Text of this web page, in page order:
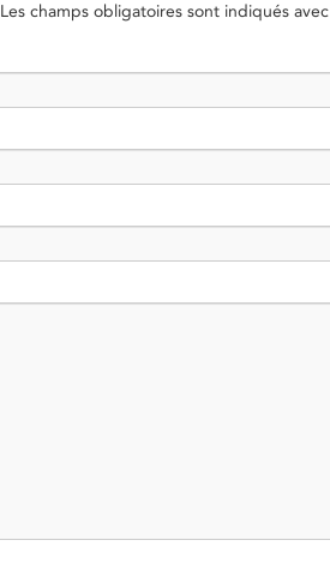
Les champs obligatoires sont indiqués avec